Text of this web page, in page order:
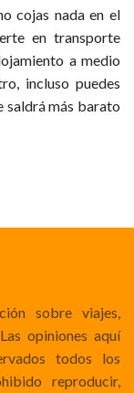
cojas nada en el
en transporte
a medio
incluso puedes
saldrá más barato
sobre viajes,
opiniones aquí
todos los
reproducir,